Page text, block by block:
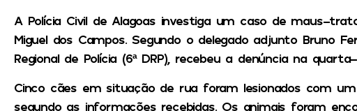
A Polícia Civil de Alagoas investiga um caso de maus-
Miguel dos Campos. Segundo o delegado adjunto Bruno
Regional de Polícia (6ª DRP), recebeu a denúncia na
Cinco cães em situação de rua foram lesionados com
segundo as informações recebidas. Os animais foram